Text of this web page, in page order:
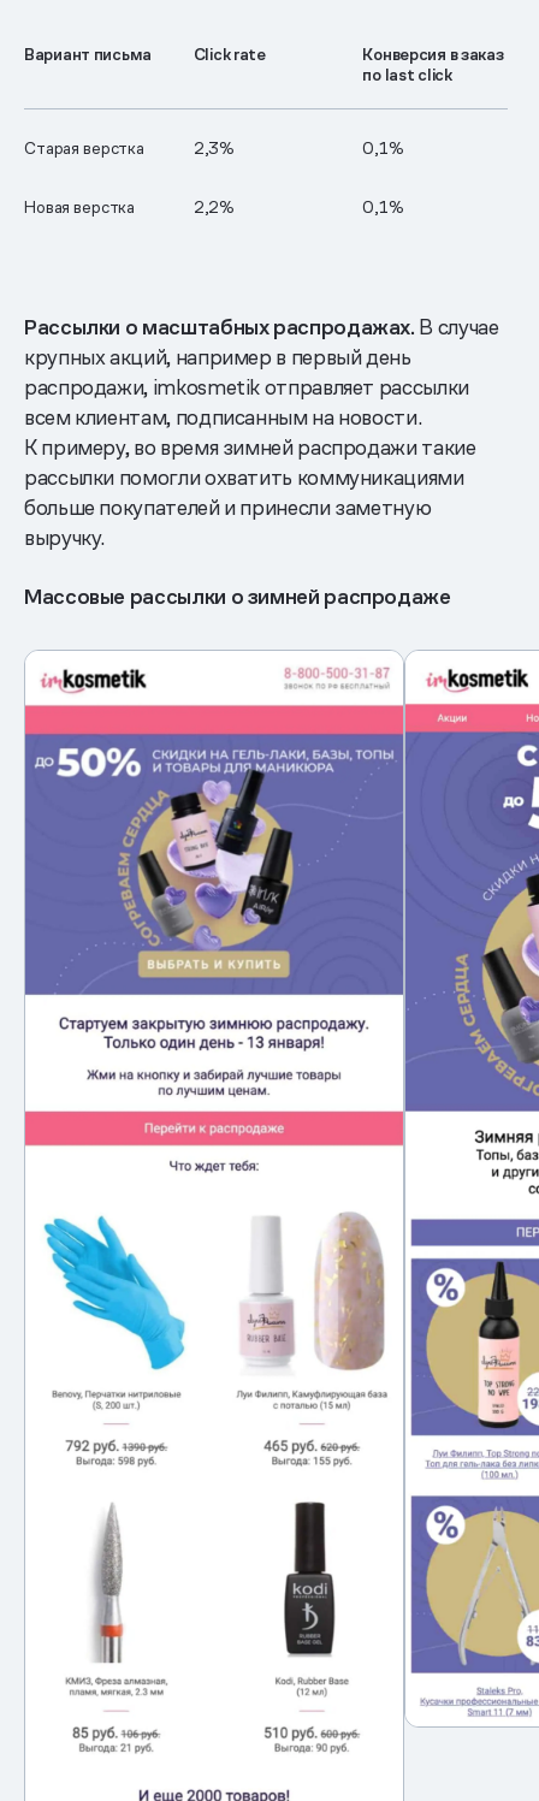
Вариант письма Click rate
Конверсия в заказ
по last click
Старая верстка 2,3% 0,1%
Новая верстка 2,2% 0,1%
Рассылки о масштабных распродажах. В случае
крупных акций, например в первый день
распродажи, imkosmetik отправляет рассылки
всем клиентам, подписанным на новости.
К примеру, во время зимней распродажи такие
рассылки помогли охватить коммуникациями
больше покупателей и принесли заметную
выручку.
Массовые рассылки о зимней распродаже